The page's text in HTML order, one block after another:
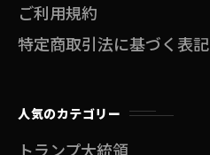
ご利用規約
特定商取引法に基づく表記
人気のカテゴリー
トランプ大統領